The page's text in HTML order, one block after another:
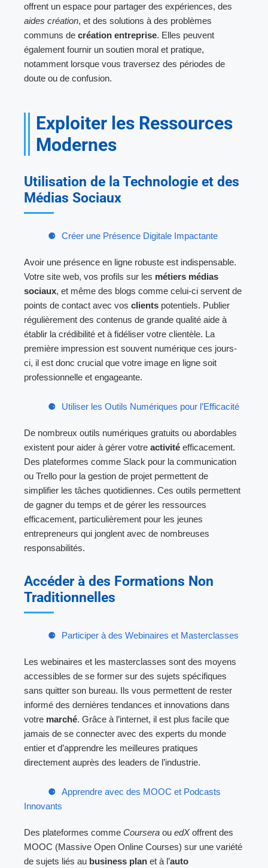
offrent un espace pour partager des expériences, des
aides création, et des solutions à des problèmes
communs de création entreprise. Elles peuvent
également fournir un soutien moral et pratique,
notamment lorsque vous traversez des périodes de
doute ou de confusion.
Exploiter les Ressources
Modernes
Utilisation de la Technologie et des
Médias Sociaux
Créer une Présence Digitale Impactante
Avoir une présence en ligne robuste est indispensable.
Votre site web, vos profils sur les métiers médias
sociaux, et même des blogs comme celui-ci servent de
points de contact avec vos clients potentiels. Publier
régulièrement des contenus de grande qualité aide à
établir la crédibilité et à fidéliser votre clientèle. La
première impression est souvent numérique ces jours-
ci, il est donc crucial que votre image en ligne soit
professionnelle et engageante.
Utiliser les Outils Numériques pour l’Efficacité
De nombreux outils numériques gratuits ou abordables
existent pour aider à gérer votre activité efficacement.
Des plateformes comme Slack pour la communication
ou Trello pour la gestion de projet permettent de
simplifier les tâches quotidiennes. Ces outils permettent
de gagner du temps et de gérer les ressources
efficacement, particulièrement pour les jeunes
entrepreneurs qui jonglent avec de nombreuses
responsabilités.
Accéder à des Formations Non
Traditionnelles
Participer à des Webinaires et Masterclasses
Les webinaires et les masterclasses sont des moyens
accessibles de se former sur des sujets spécifiques
sans quitter son bureau. Ils vous permettent de rester
informé des dernières tendances et innovations dans
votre marché. Grâce à l’internet, il est plus facile que
jamais de se connecter avec des experts du monde
entier et d’apprendre les meilleures pratiques
directement auprès des leaders de l’industrie.
Apprendre avec des MOOC et Podcasts
Innovants
Des plateformes comme Coursera ou edXoffrent des
MOOC (Massive Open Online Courses) sur une variété
de sujets liés au business plan et à l’auto